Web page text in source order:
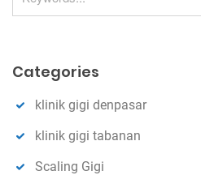
o
Categories
klinik gigi denpasar
klinik gigi tabanan
Scaling Gigi